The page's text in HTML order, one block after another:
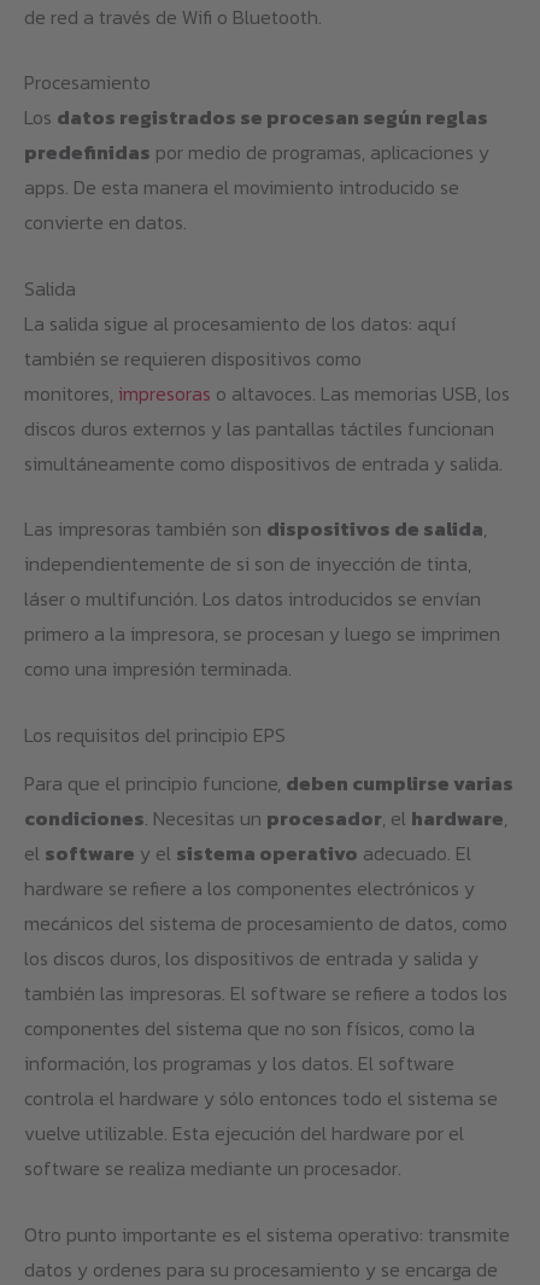
de red a través de Wifi o Bluetooth.
Procesamiento
Los datos registrados se procesan según reglas
predefinidas por medio de programas, aplicaciones y
apps. De esta manera el movimiento introducido se
convierte en datos.
Salida
La salida sigue al procesamiento de los datos: aquí
también se requieren dispositivos como
monitores, impresoras o altavoces. Las memorias USB, los
discos duros externos y las pantallas táctiles funcionan
simultáneamente como dispositivos de entrada y salida.
Las impresoras también son dispositivos de salida,
independientemente de si son de inyección de tinta,
láser o multifunción. Los datos introducidos se envían
primero a la impresora, se procesan y luego se imprimen
como una impresión terminada.
Los requisitos del principio EPS
Para que el principio funcione, deben cumplirse varias
condiciones. Necesitas un procesador, el hardware,
el software y el sistema operativo adecuado. El
hardware se refiere a los componentes electrónicos y
mecánicos del sistema de procesamiento de datos, como
los discos duros, los dispositivos de entrada y salida y
también las impresoras. El software se refiere a todos los
componentes del sistema que no son físicos, como la
información, los programas y los datos. El software
controla el hardware y sólo entonces todo el sistema se
vuelve utilizable. Esta ejecución del hardware por el
software se realiza mediante un procesador.
Otro punto importante es el sistema operativo: transmite
datos y ordenes para su procesamiento y se encarga de